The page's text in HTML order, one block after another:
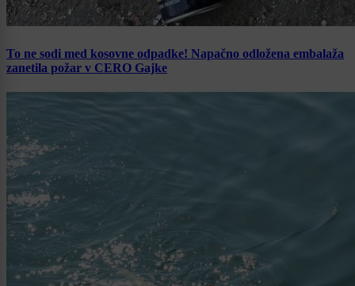
To ne sodi med kosovne odpadke! Napačno odložena embalaža
zanetila požar v CERO Gajke